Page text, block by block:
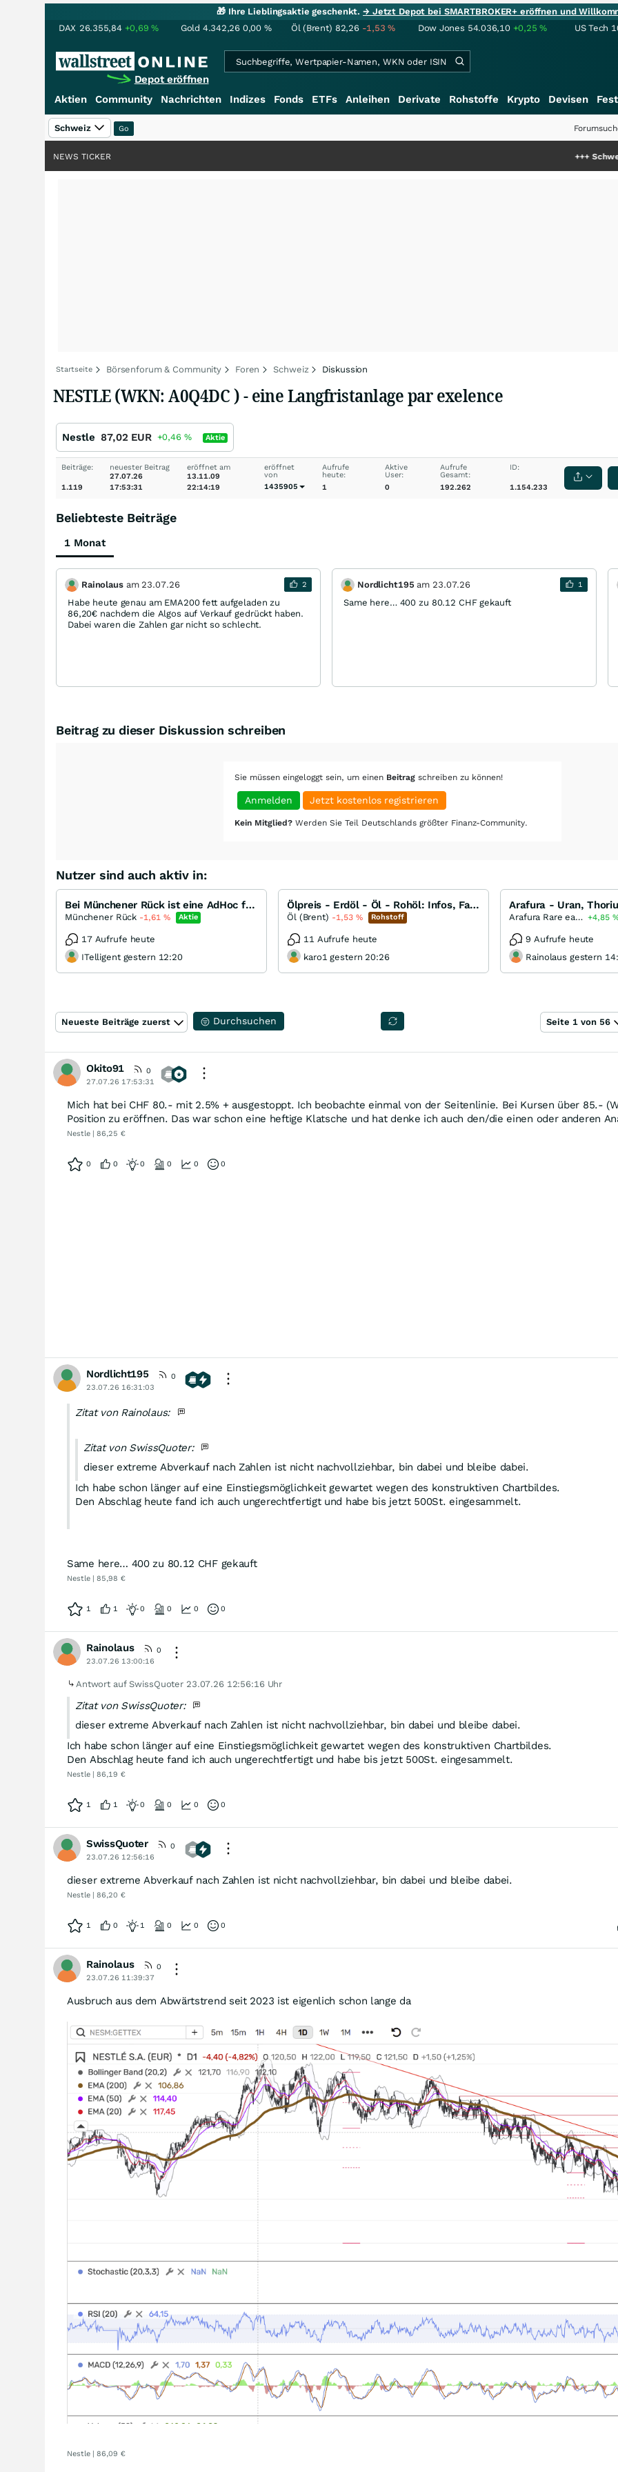
🎁 Ihre Lieblingsaktie geschenkt.→ Jetzt Depot bei SMARTBROKER+ eröffnen und
DAX 26.355,84 +0,69% Gold 4.342,26 0,00 % Öl (Brent) 82,26 -1,53% Dow Jones 54.036,10 +0,25% US Tech
Depot eröffnen
Aktien Community Nachrichten Indizes Fonds ETFs Anleihen Derivate Rohstoffe Krypto Devisen
Schweiz
Schwere
NEWS TICKER
Startseite Börsenforum & Community Foren Schweiz Diskussion
NESTLE (WKN: A0Q4DC ) - eine Langfristanlage par exelence
Nestle 87,02 EUR +0,46 % Aktie
Beiträge:
1.119
neuester Beitrag
27.07.26
17:53:31
eröffnet am
13.11.09
22:14:19
eröffnet
von
1435905
Aufrufe
heute:
1
Aktive
User:
0
Aufrufe
Gesamt:
192.262
ID:
1.154.233
Beliebteste Beiträge
1 Monat
Rainolaus am 23.07.26 2
Habe heute genau am EMA200 fett aufgeladen zu
86,20€ nachdem die Algos auf Verkauf gedrückt haben.
Dabei waren die Zahlen gar nicht so schlecht.
Nordlicht195 am 23.07.26 1
Same here… 400 zu 80.12 CHF gekauft
Beitrag zu dieser Diskussion schreiben
Sie müssen eingeloggt sein, um einen Beitrag schreiben zu können!
Anmelden Jetzt kostenlos registrieren
Kein Mitglied? Werden Sie Teil Deutschlands größter Finanz-Community.
Nutzer sind auch aktiv in:
Bei Münchener Rück ist eine AdHoc fällig
Münchener Rück -1,61% Aktie
17 Aufrufe heute
ITelligent gestern 12:20
Ölpreis - Erdöl - Öl - Rohöl: Infos, Fakten, Analysen, Charts und Ausblick
Öl (Brent) -1,53 % Rohstoff
11 Aufrufe heute
karo1 gestern 20:26
Arafura Rare earths +4,85
9 Aufrufe heute
Rainolaus gestern
Neueste Beiträge zuerst Durchsuchen Seite 1 von 56
Okito91
0
27.07.26 17:53:31
Mich hat bei CHF 80.- mit 2.5% + ausgestoppt. Ich beobachte einmal von der Seitenlinie. Bei Kursen über 85.-
Position zu eröffnen. Das war schon eine heftige Klatsche und hat denke ich auch den/die einen oder anderen
Nestle | 86,25 €
0 0 0 0 0 0
Nordlicht195
0
23.07.26 16:31:03
Zitat von Rainolaus:
Zitat von SwissQuoter:
dieser extreme Abverkauf nach Zahlen ist nicht nachvollziehbar, bin dabei und bleibe dabei.
Ich habe schon länger auf eine Einstiegsmöglichkeit gewartet wegen des konstruktiven Chartbildes.
Den Abschlag heute fand ich auch ungerechtfertigt und habe bis jetzt 500St. eingesammelt.
Same here… 400 zu 80.12 CHF gekauft
Nestle | 85,98 €
1 1 0 0 0 0
Rainolaus
0
23.07.26 13:00:16
Antwort auf SwissQuoter 23.07.26 12:56:16 Uhr
Zitat von SwissQuoter:
dieser extreme Abverkauf nach Zahlen ist nicht nachvollziehbar, bin dabei und bleibe dabei.
Ich habe schon länger auf eine Einstiegsmöglichkeit gewartet wegen des konstruktiven Chartbildes.
Den Abschlag heute fand ich auch ungerechtfertigt und habe bis jetzt 500St. eingesammelt.
Nestle | 86,19 €
1 1 0 0 0 0
SwissQuoter
0
23.07.26 12:56:16
dieser extreme Abverkauf nach Zahlen ist nicht nachvollziehbar, bin dabei und bleibe dabei.
Nestle | 86,20 €
1 0 1 0 0 0
Rainolaus
0
23.07.26 11:39:37
Ausbruch aus dem Abwärtstrend seit 2023 ist eigenlich schon lange da
Nestle | 86,09 €